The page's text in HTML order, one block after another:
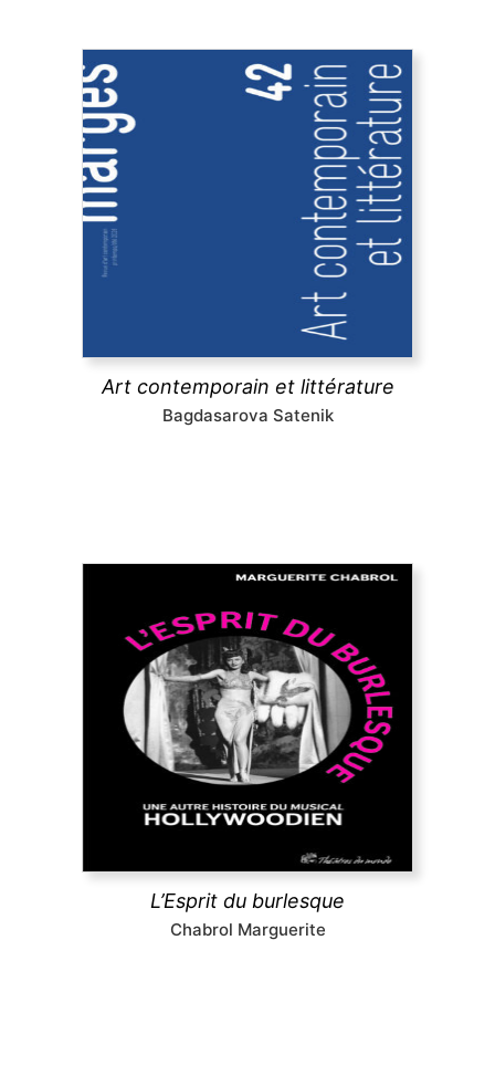
Art contemporain et littérature
Bagdasarova Satenik
Art contemporain et littérature
Quelles sont les relations entre art contemporain et
littérature ? A travers des exemples allant des
emprunts littéraires à des œuvres plastiques
jusqu’à l’usage par l’art contemporain de textes
explore les pratiques existantes.
découvrir
L’Esprit du burlesque
Chabrol Marguerite
L’Esprit du burlesque
L’ouvrage revisite l’âge d’or du film musical
américain du XXe siècle en y cherchant l’héritage
burlesquequi se trouve aux origines du
genre, mais que le cinéma a en partie effacé pour
privilégier sa dimension romantique.
découvrir